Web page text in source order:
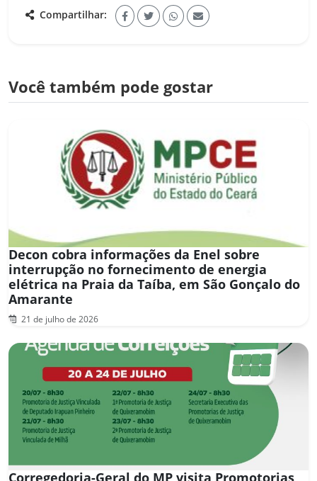
Compartilhar:
Você também pode gostar
Decon cobra informações da Enel sobre
interrupção no fornecimento de energia
elétrica na Praia da Taíba, em São Gonçalo do
Amarante
21 de julho de 2026
Corregedoria-Geral do MP visita Promotorias